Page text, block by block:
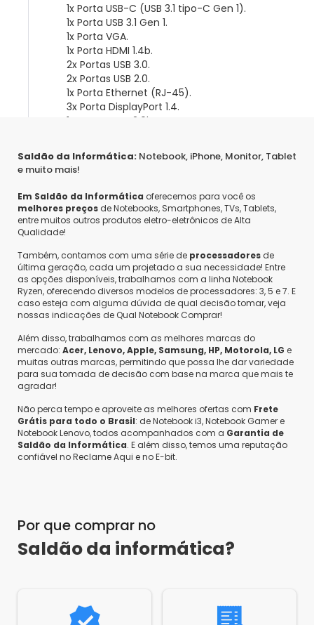
1x Porta USB-C (USB 3.1 tipo-C Gen 1).
1x Porta USB 3.1 Gen 1.
1x Porta VGA.
1x Porta HDMI 1.4b.
2x Portas USB 3.0.
2x Portas USB 2.0.
1x Porta Ethernet (RJ-45).
3x Porta DisplayPort 1.4.
1x Porta HDMI 2.0b.
Cleverson • um ano atrás• 0
Produto ainda encontra-se disponível?
Responder
Saldão da Informática• um ano atrás • 0
Olá Cleverson,
Está disponivel em medalha Ouro e Bronze.
Larissa • 2 anos atrás• 0
tem leitor de cd e dvd ou não
Responder
Saldão da Informática• 2 anos atrás • 0
Olá Larissa,
Diego • 2 anos atrás• 0
BOA TARDE VCS TEM O LINK DO DRIVER DE DVD
Saldão da Informática 2 anos atrás
Olá Diego,
Saldão da Informática: Notebook, iPhone, Monitor, Tablet
e muito mais!
Em Saldão da Informática oferecemos para você os
melhores preços de Notebooks, Smartphones, TVs, Tablets,
entre muitos outros produtos eletro-eletrônicos de Alta
Qualidade!
Também, contamos com uma série de processadores de
última geração, cada um projetado a sua necessidade! Entre
as opções disponíveis, trabalhamos com a linha Notebook
Ryzen, oferecendo diversos modelos de processadores: 3, 5 e 7. E
caso esteja com alguma dúvida de qual decisão tomar, veja
nossas indicações de Qual Notebook Comprar!
Além disso, trabalhamos com as melhores marcas do
mercado: Acer, Lenovo, Apple, Samsung, HP, Motorola, LG e
muitas outras marcas, permitindo que possa lhe dar variedade
para sua tomada de decisão com base na marca que mais te
agradar!
Não perca tempo e aproveite as melhores ofertas com Frete
Grátis para todo o Brasil: de Notebook i3, Notebook Gamer e
Notebook Lenovo, todos acompanhados com a Garantia de
Saldão da Informática. E além disso, temos uma reputação
confiável no Reclame Aqui e no E-bit.
Por que comprar no
Saldão da informática?